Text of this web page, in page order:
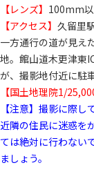
【レンズ】 100mm
【アクセス】 久留里
一方通行の道が見え
地。館山道木更津東
が、撮影地付近に駐
【国土地理院1/
【注意】撮影に際し
近隣の住民に迷惑を
ては絶対に行わない
ましょう。